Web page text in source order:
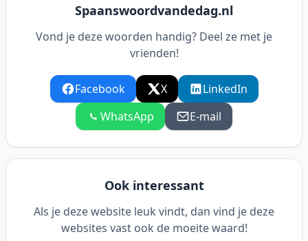
Spaanswoordvandedag.nl
Vond je deze woorden handig? Deel ze met je
vrienden!
Facebook X
LinkedIn
WhatsApp
E-mail
Ook interessant
Als je deze website leuk vindt, dan vind je deze
websites vast ook de moeite waard!